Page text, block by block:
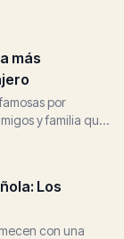
más
por
y familia que
Los
con una